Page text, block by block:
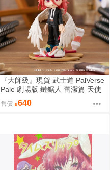
『大師級』現貨 武士道 PalVerse
Pale 劇場版 鏈鋸人 蕾潔篇 天使
惡魔
售價 640